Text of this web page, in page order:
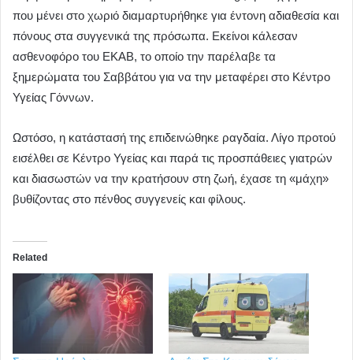
που μένει στο χωριό διαμαρτυρήθηκε για έντονη αδιαθεσία και
πόνους στα συγγενικά της πρόσωπα. Εκείνοι κάλεσαν
ασθενοφόρο του ΕΚΑΒ, το οποίο την παρέλαβε τα
ξημερώματα του Σαββάτου για να την μεταφέρει στο Κέντρο
Υγείας Γόννων.
Ωστόσο, η κατάστασή της επιδεινώθηκε ραγδαία. Λίγο προτού
εισέλθει σε Κέντρο Υγείας και παρά τις προσπάθειες γιατρών
και διασωστών να την κρατήσουν στη ζωή, έχασε τη «μάχη»
βυθίζοντας στο πένθος συγγενείς και φίλους.
Related